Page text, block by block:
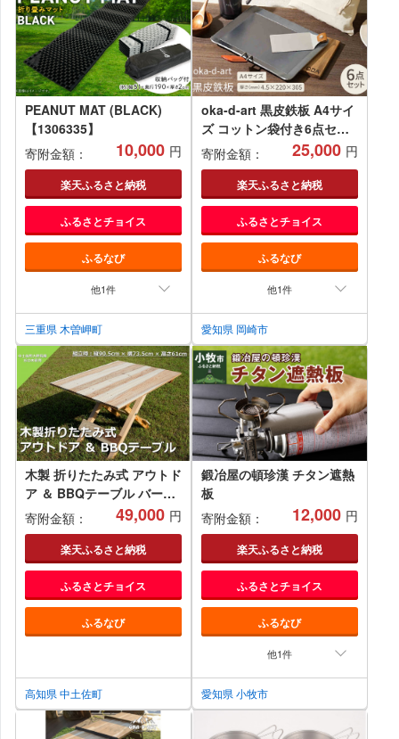
PEANUT MAT (BLACK)
【1306335】
寄附金額：
10,000 円
楽天ふるさと納税
ふるさとチョイス
ふるなび
他1件
三重県 木曽岬町
oka-d-art 黒皮鉄板 A4サイ
ズ コットン袋付き6点セッ
ト 厚さ
4.5mm×220×305【1215645】
寄附金額： 25,000 円
楽天ふるさと納税
ふるさとチョイス
ふるなび
他1件
愛知県 岡崎市
木製 折りたたみ式 アウトド
ア ＆ BBQテーブル バーベ
キュー BBQ アウトドア テ
ーブル 杉 キャンプ 折り畳
み 四万十
寄附金額： 49,000 円
楽天ふるさと納税
ふるさとチョイス
ふるなび
高知県 中土佐町
鍛冶屋の頓珍漢 チタン遮熱
板
寄附金額：
12,000 円
楽天ふるさと納税
ふるさとチョイス
ふるなび
他1件
愛知県 小牧市